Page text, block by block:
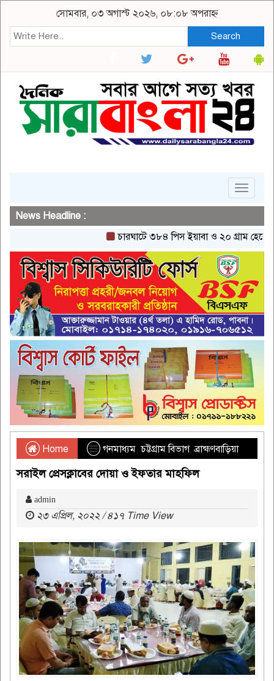
সোমবার, ০৩ অগাস্ট ২০২৬, ০৮:০৮ অপরাহ্ন
Search
Toggle
News Headline :
চারঘাটে ৩৮৪ পিস ইয়াবা ও ২০ গ্রাম হেরোইনসহ
Home গনমাধ্যম,চট্টগ্রাম বিভাগ,ব্রাহ্মণবাড়িয়া
সরাইল প্রেসক্লাবের দোয়া ও ইফতার মাহফিল
admin
২৩ এপ্রিল, ২০২২ / ৪১৭ Time View